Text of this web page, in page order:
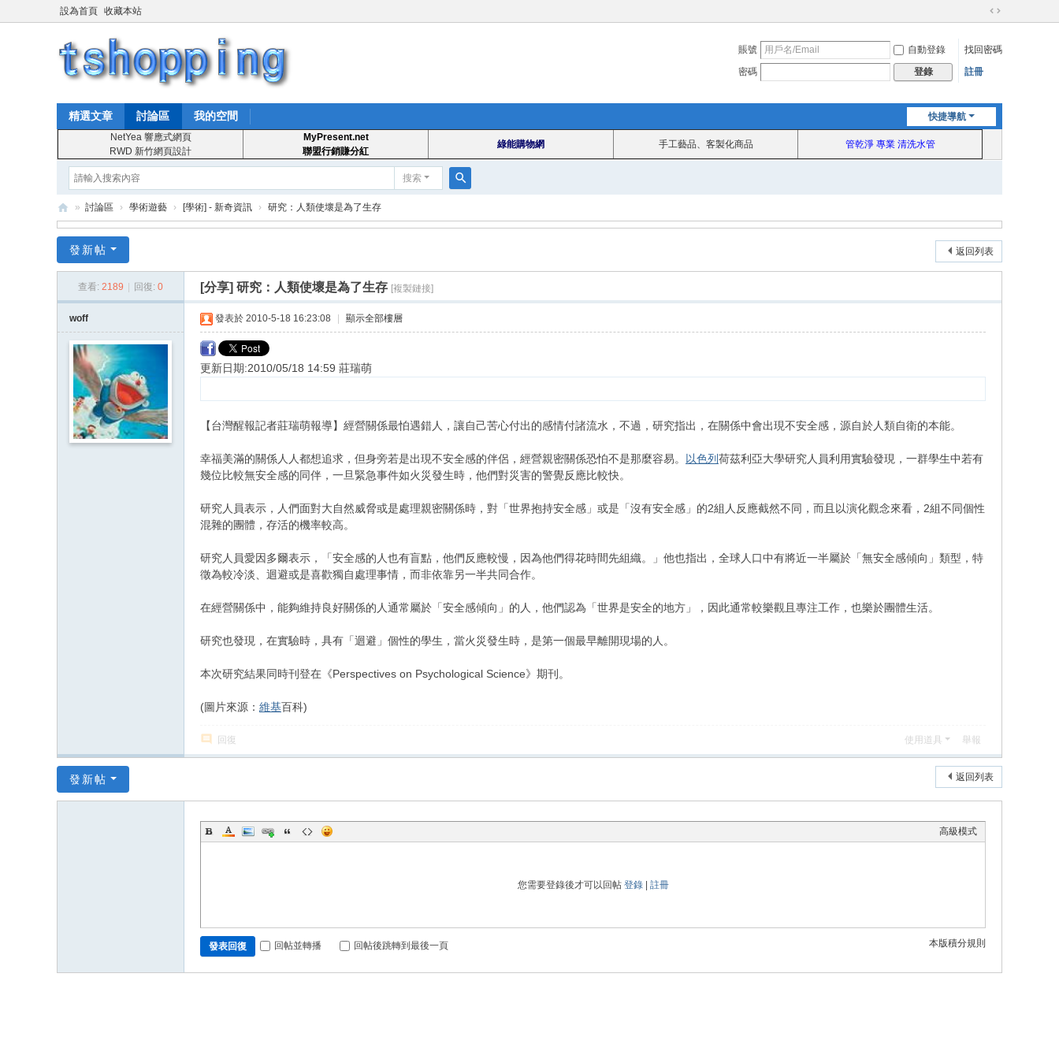
設為首頁 收藏本站
切
到
賬號 自動登錄
找回密碼
密碼
登錄 註冊
快捷導航
精選文章 討論區 我的空間
NetYea 響應式網頁
RWD 新竹網頁設計
MyPresent.net
聯盟行銷賺分紅
綠能購物網 手工藝品、客製化商品 管乾淨 專業 清洗水管
搜索
索
T
ho
pp
» 討論區 › 學術遊藝 › [學術] - 新奇資訊 › 研究：人類使壞是為了生存
返回列表
發新帖
查看: 2189 回復: 0 [分享] 研究：人類使壞是為了生存 [複製鏈接]
woff 發表於 2010-5-18 16:23:08 顯示全部樓層
更新日期:2010/05/18 14:59 莊瑞萌
【台灣醒報記者莊瑞萌報導】經營關係最怕遇錯人，讓自己苦心付出的感情付諸流水，不過，研究指出，在關係中會出現不安全感，源自於人類自衛的本能。
幸福美滿的關係人人都想追求，但身旁若是出現不安全感的伴侶，經營親密關係恐怕不是那麼容易。 以色列荷茲利亞大學研究人員利用實驗發現，一群學生中若有
幾位比較無安全感的同伴，一旦緊急事件如火災發生時，他們對災害的警覺反應比較快。
研究人員表示，人們面對大自然威脅或是處理親密關係時，對「世界抱持安全感」或是「沒有安全感」的2組人反應截然不同，而且以演化觀念來看，2組不同個性
混雜的團體，存活的機率較高。
研究人員愛因多爾表示，「安全感的人也有盲點，他們反應較慢，因為他們得花時間先組織。」他也指出，全球人口中有將近一半屬於「無安全感傾向」類型，特
徵為較冷淡、迴避或是喜歡獨自處理事情，而非依靠另一半共同合作。
在經營關係中，能夠維持良好關係的人通常屬於「安全感傾向」的人，他們認為「世界是安全的地方」，因此通常較樂觀且專注工作，也樂於團體生活。
研究也發現，在實驗時，具有「迴避」個性的學生，當火災發生時，是第一個最早離開現場的人。
本次研究結果同時刊登在《Perspectives on Psychological Science》期刊。
(圖片來源： 維基百科)
回復 使用道具 舉報
返回列表
發新帖
高級模式
您需要登錄後才可以回帖 登錄| 註冊
本版積分規則
發表回復 回帖並轉播 回帖後跳轉到最後一頁